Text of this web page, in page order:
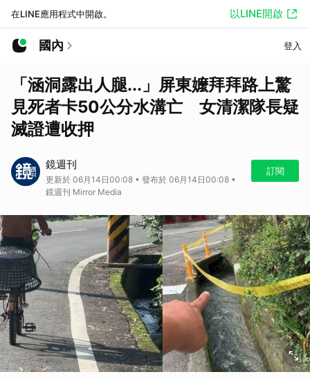
在LINE應用程式中開啟。 以LINE開啟
國內 登入
「涵洞露出人腿...」屏東嬤拜拜路上驚
見死者卡50公分水溝亡 女清潔隊長疑
滅證遭收押
鏡週刊
更新於 06月14日00:08 • 發布於 06月14日00:08 •
鏡週刊 Mirror Media
訂閱